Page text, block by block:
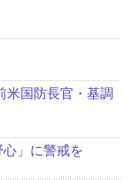
米国防長官・基調
」に警戒を